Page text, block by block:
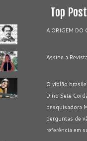
Top
A ORIGEM DO
Assine a
O violão
Dino Sete
pesquisadora
perguntas de
referência em